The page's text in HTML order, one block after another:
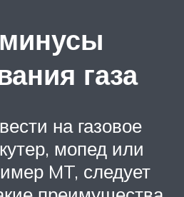
газа
на газовое
мопед или
MT, следует